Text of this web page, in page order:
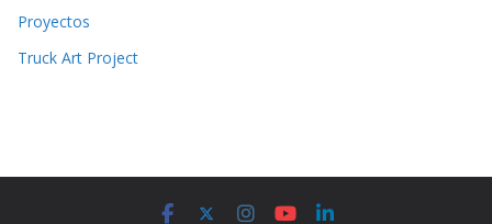
Proyectos
Truck Art Project